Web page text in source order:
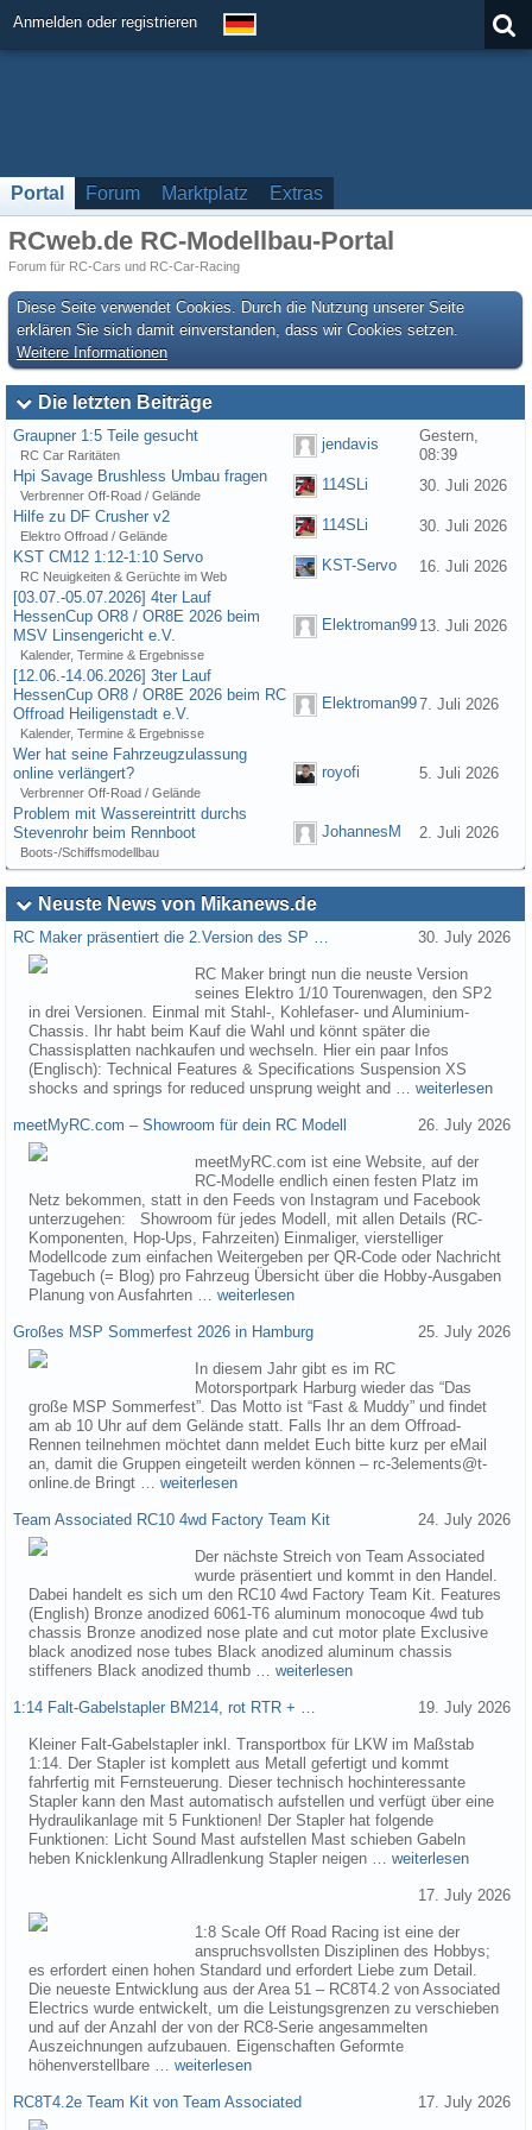
Anmelden oder registrieren
Portal Forum Marktplatz Extras
RCweb.de RC-Modellbau-Portal
Forum für RC-Cars und RC-Car-Racing
Diese Seite verwendet Cookies. Durch die Nutzung unserer Seite
erklären Sie sich damit einverstanden, dass wir Cookies setzen.
Weitere Informationen
Die letzten Beiträge
Graupner 1:5 Teile gesucht
RC Car Raritäten
jendavis
Gestern,
08:39
Hpi Savage Brushless Umbau fragen
Verbrenner Off-Road / Gelände
114SLi
30. Juli 2026
Hilfe zu DF Crusher v2
Elektro Offroad / Gelände
114SLi
30. Juli 2026
KST CM12 1:12-1:10 Servo
RC Neuigkeiten & Gerüchte im Web
KST-Servo
16. Juli 2026
[03.07.-05.07.2026] 4ter Lauf
HessenCup OR8 / OR8E 2026 beim
MSV Linsengericht e.V.
Kalender, Termine & Ergebnisse
Elektroman99 13. Juli 2026
[12.06.-14.06.2026] 3ter Lauf
HessenCup OR8 / OR8E 2026 beim RC
Offroad Heiligenstadt e.V.
Kalender, Termine & Ergebnisse
Elektroman997. Juli 2026
Wer hat seine Fahrzeugzulassung
online verlängert?
Verbrenner Off-Road / Gelände
royofi 5. Juli 2026
Problem mit Wassereintritt durchs
Stevenrohr beim Rennboot
Boots-/Schiffsmodellbau
JohannesM 2. Juli 2026
Neuste News von Mikanews.de
RC Maker präsentiert die 2.Version des SP … 30. July 2026
RC Maker bringt nun die neuste Version
seines Elektro 1/10 Tourenwagen, den SP2
in drei Versionen. Einmal mit Stahl-, Kohlefaser- und Aluminium-
Chassis. Ihr habt beim Kauf die Wahl und könnt später die
Chassisplatten nachkaufen und wechseln. Hier ein paar Infos
(Englisch): Technical Features & Specifications Suspension XS
shocks and springs for reduced unsprung weight and … weiterlesen
meetMyRC.com – Showroom für dein RC Modell 26. July 2026
meetMyRC.com ist eine Website, auf der
RC-Modelle endlich einen festen Platz im
Netz bekommen, statt in den Feeds von Instagram und Facebook
unterzugehen: Showroom für jedes Modell, mit allen Details (RC-
Komponenten, Hop-Ups, Fahrzeiten) Einmaliger, vierstelliger
Modellcode zum einfachen Weitergeben per QR-Code oder Nachricht
Tagebuch (= Blog) pro Fahrzeug Übersicht über die Hobby-Ausgaben
Planung von Ausfahrten … weiterlesen
Großes MSP Sommerfest 2026 in Hamburg 25. July 2026
In diesem Jahr gibt es im RC
Motorsportpark Harburg wieder das “Das
große MSP Sommerfest”. Das Motto ist “Fast & Muddy” und findet
am ab 10 Uhr auf dem Gelände statt. Falls Ihr an dem Offroad-
Rennen teilnehmen möchtet dann meldet Euch bitte kurz per eMail
an, damit die Gruppen eingeteilt werden können – rc-3elements@t-
online.de Bringt … weiterlesen
Team Associated RC10 4wd Factory Team Kit 24. July 2026
Der nächste Streich von Team Associated
wurde präsentiert und kommt in den Handel.
Dabei handelt es sich um den RC10 4wd Factory Team Kit. Features
(English) Bronze anodized 6061-T6 aluminum monocoque 4wd tub
chassis Bronze anodized nose plate and cut motor plate Exclusive
black anodized nose tubes Black anodized aluminum chassis
stiffeners Black anodized thumb … weiterlesen
1:14 Falt-Gabelstapler BM214, rot RTR + … 19. July 2026
Kleiner Falt-Gabelstapler inkl. Transportbox für LKW im Maßstab
1:14. Der Stapler ist komplett aus Metall gefertigt und kommt
fahrfertig mit Fernsteuerung. Dieser technisch hochinteressante
Stapler kann den Mast automatisch aufstellen und verfügt über eine
Hydraulikanlage mit 5 Funktionen! Der Stapler hat folgende
Funktionen: Licht Sound Mast aufstellen Mast schieben Gabeln
heben Knicklenkung Allradlenkung Stapler neigen … weiterlesen
17. July 2026
1:8 Scale Off Road Racing ist eine der
anspruchsvollsten Disziplinen des Hobbys;
es erfordert einen hohen Standard und erfordert Liebe zum Detail.
Die neueste Entwicklung aus der Area 51 – RC8T4.2 von Associated
Electrics wurde entwickelt, um die Leistungsgrenzen zu verschieben
und auf der Anzahl der von der RC8-Serie angesammelten
Auszeichnungen aufzubauen. Eigenschaften Geformte
höhenverstellbare … weiterlesen
RC8T4.2e Team Kit von Team Associated 17. July 2026